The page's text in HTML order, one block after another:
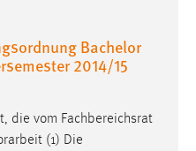
Bachelor
2014/15